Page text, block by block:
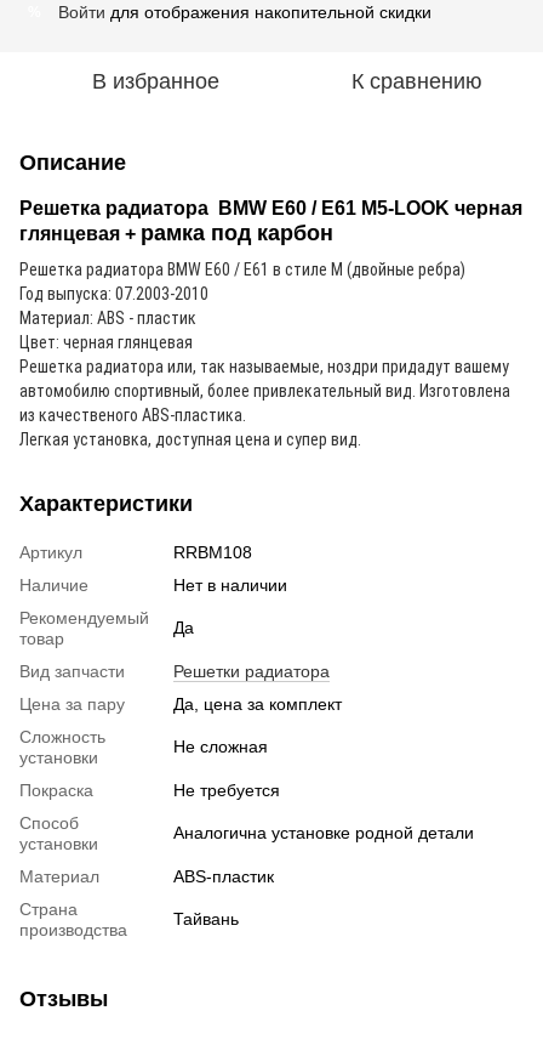
Войти для отображения накопительной скидки
В избранное К сравнению
Описание
Решетка радиатора BMW E60 / E61 M5-LOOK черная
глянцевая + рамка под карбон
Решетка радиатора BMW E60 / E61 в стиле M (двойные ребра)
Год выпуска: 07.2003-2010
Материал: ABS - пластик
Цвет: черная глянцевая
Решетка радиатора или, так называемые, ноздри придадут вашему
автомобилю спортивный, более привлекательный вид. Изготовлена
из качественого ABS-пластика.
Легкая установка, доступная цена и супер вид.
Характеристики
Артикул
RRBM108
Наличие
Нет в наличии
Рекомендуемый
товар
Да
Вид запчасти
Решетки радиатора
Цена за пару
Да, цена за комплект
Сложность
установки
Не сложная
Покраска
Не требуется
Способ
установки
Аналогична установке родной детали
Материал
ABS-пластик
Страна
производства
Тайвань
Отзывы